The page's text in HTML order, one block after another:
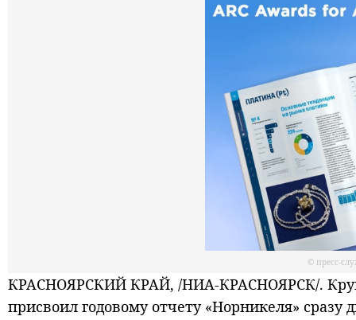
© пресс-
КРАСНОЯРСКИЙ КРАЙ, /НИА-КРАСНОЯРСК/.
присвоил годовому отчету «Норникеля» сразу